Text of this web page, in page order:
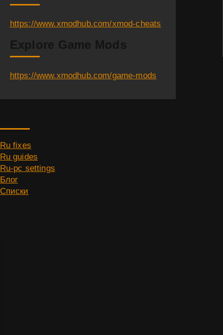
https://www.xmodhub.com/xmod-cheats
Explore Game Mods
https://www.xmodhub.com/game-mods
Ru fixes
Ru guides
Ru-pc settings
Блог
Списки